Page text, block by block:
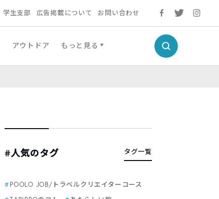
学生支部 広告掲載について お問い合わせ
アウトドア もっと見る
#人気のタグ タグ一覧
POOLO JOB/トラベルクリエイターコース